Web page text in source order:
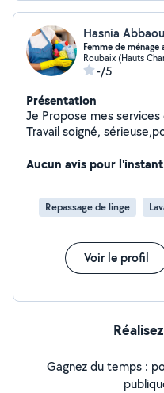
stationnement pour éviter
un bref échange nous
Hasnia
Femme de ménage
Roubaix (Hauts
-/5
Présentation
Je Propose mes
Travail soigné,
Aucun avis pour l'instant
Repassage de linge
Voir le profil
Gagnez du temps :